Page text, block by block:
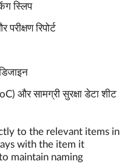
स्लिप
रिपोर्ट
और सामग्री सुरक्षा डेटा शीट
to the relevant items in
with the item it
maintain naming